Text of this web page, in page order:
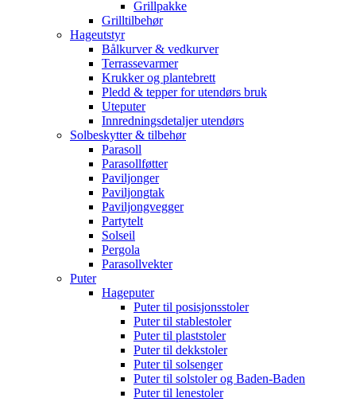
Grillpakke
Grilltilbehør
Hageutstyr
Bålkurver & vedkurver
Terrassevarmer
Krukker og plantebrett
Pledd & tepper for utendørs bruk
Uteputer
Innredningsdetaljer utendørs
Solbeskytter & tilbehør
Parasoll
Parasollføtter
Paviljonger
Paviljongtak
Paviljongvegger
Partytelt
Solseil
Pergola
Parasollvekter
Puter
Hageputer
Puter til posisjonsstoler
Puter til stablestoler
Puter til plaststoler
Puter til dekkstoler
Puter til solsenger
Puter til solstoler og Baden-Baden
Puter til lenestoler